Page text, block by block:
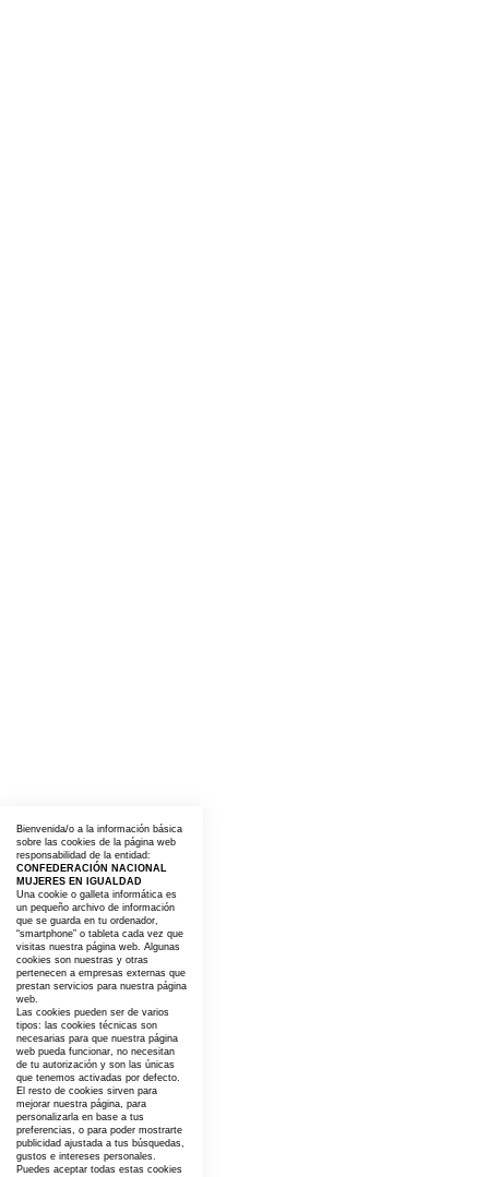
Bienvenida/o a la información básica
sobre las cookies de la página web
responsabilidad de la entidad:
CONFEDERACIÓN NACIONAL
MUJERES EN IGUALDAD
Una cookie o galleta informática es
un pequeño archivo de información
que se guarda en tu ordenador,
“smartphone” o tableta cada vez que
visitas nuestra página web. Algunas
cookies son nuestras y otras
pertenecen a empresas externas que
prestan servicios para nuestra página
web.
Las cookies pueden ser de varios
tipos: las cookies técnicas son
necesarias para que nuestra página
web pueda funcionar, no necesitan
de tu autorización y son las únicas
que tenemos activadas por defecto.
El resto de cookies sirven para
mejorar nuestra página, para
personalizarla en base a tus
preferencias, o para poder mostrarte
publicidad ajustada a tus búsquedas,
gustos e intereses personales.
Puedes aceptar todas estas cookies